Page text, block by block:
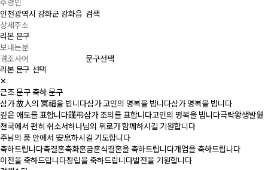
검색
리본 문구
문구선택
리본 문구 선택
✕
근조 문구 축하 문구
삼가 故人의 冥福을 빕니다삼가 고인의 명복을 빕니다삼가 명복을 빕니다
깊은 애도를 표합니다謹弔삼가 조의를 표합니다고인의 명복을 빕니다극락왕생발원
천국에서 편히 쉬소서하나님의 위로가 함께하시길 기원합니다
주님의 품 안에서 安息하시길 기도합니다
축하드립니다축결혼축화혼금혼식결혼을 축하드립니다개업을 축하드립니다
이전을 축하드립니다창립을 축하드립니다발전을 기원합니다